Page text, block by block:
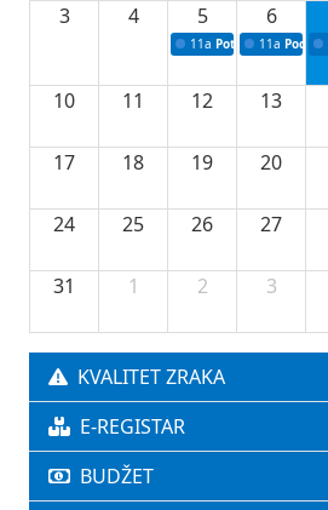
3 4 5
11a Potpisivanje
6
11a
10 11 12 13
17 18 19 20
24 25 26 27
31 1 2 3
KVALITET ZRAKA
E-REGISTAR
BUDŽET